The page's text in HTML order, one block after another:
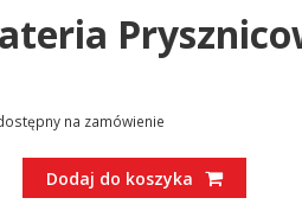
na zamówienie
Dodaj do koszyka